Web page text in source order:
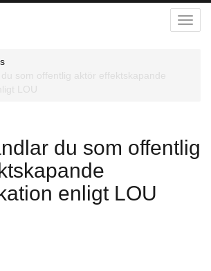
som offentlig aktör effektskapande
LOU
du som offentlig
enligt LOU